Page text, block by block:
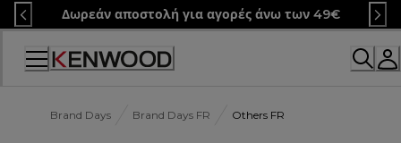
Skip
to
Content
Δωρεάν αποστολή για αγορές άνω των 49€
Brand Days Brand Days FR Others FR